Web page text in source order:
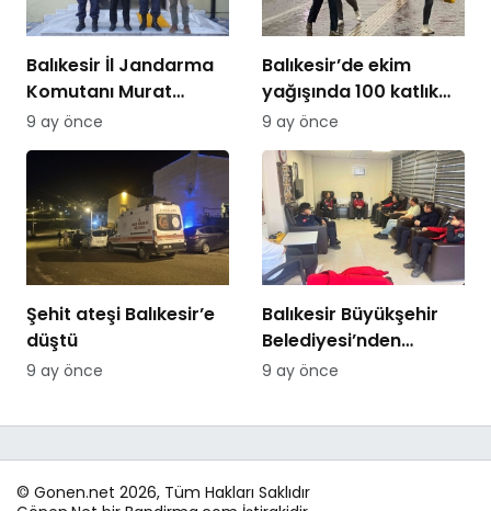
Balıkesir İl Jandarma
Komutanı Murat
Özer’den Edremit
Ticaret Odasına
9 ay önce
Balıkesir’de ekim
yağışında 100 katlık
artış
9 ay önce
Şehit ateşi Balıkesir’e
düştü
9 ay önce
Balıkesir Büyükşehir
Belediyesi’nden
itfaiyecilere psikolojik
9 ay önce
© Gonen.net 2026, Tüm Hakları Saklıdır